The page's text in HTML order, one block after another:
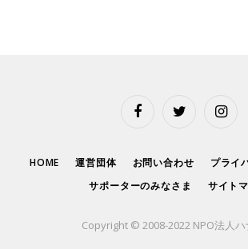
FacebookTwitter
HOME 運営団体 お問い合わせ
プライ
サポーターのみなさま
サイト
Copyright © 2008-2022 NPO法人ハ